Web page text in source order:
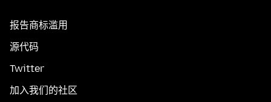
报告商标滥用
源代码
Twitter
加入我们的社区